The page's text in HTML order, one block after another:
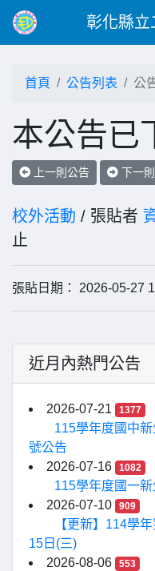
彰化縣立
首頁 公告列表 公
本公告已
上一則公告 下一
校外活動 / 張貼者
止
張貼日期： 2026-05-27
近月內熱門公告
2026-07-21 1377
115學年度國中
號公告
2026-07-16
1082
115學年度國一
2026-07-10
909
【更新】114學
15日(三)
2026-08-06
553